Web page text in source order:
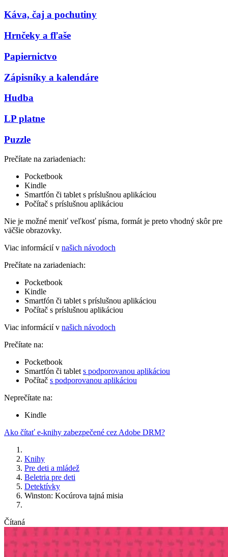
Káva, čaj a pochutiny
Hrnčeky a fľaše
Papiernictvo
Zápisníky a kalendáre
Hudba
LP platne
Puzzle
Prečítate na zariadeniach:
Pocketbook
Kindle
Smartfón či tablet s príslušnou aplikáciou
Počítač s príslušnou aplikáciou
Nie je možné meniť veľkosť písma, formát je preto vhodný skôr pre
väčšie obrazovky.
Viac informácií v našich návodoch
Prečítate na zariadeniach:
Pocketbook
Kindle
Smartfón či tablet s príslušnou aplikáciou
Počítač s príslušnou aplikáciou
Viac informácií v našich návodoch
Prečítate na:
Pocketbook
Smartfón či tablet s podporovanou aplikáciou
Počítač s podporovanou aplikáciou
Neprečítate na:
Kindle
Ako čítať e-knihy zabezpečené cez Adobe DRM?
Knihy
Pre deti a mládež
Beletria pre deti
Detektívky
Winston: Kocúrova tajná misia
Čítaná